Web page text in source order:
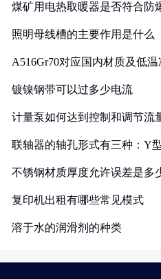
煤矿用电热取暖器是否符合防
照明母线槽的主要作用是什么
A516Gr70对应国内材质及低
镀镍钢带可以过多少电流
计量泵如何达到控制和调节流
联轴器的轴孔形式有三种：Y
不锈钢材质厚度允许误差是多
复印机出租有哪些常见模式
溶于水的润滑剂的种类